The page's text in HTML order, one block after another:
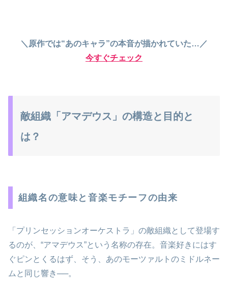
＼原作では“あのキャラ”の本音が描かれていた…／
今すぐチェック
敵組織「アマデウス」の構造と目的と
は？
組織名の意味と音楽モチーフの由来
「プリンセッションオーケストラ」の敵組織として登場す
るのが、“アマデウス”という名称の存在。音楽好きにはす
ぐピンとくるはず、そう、あのモーツァルトのミドルネー
ムと同じ響き──。